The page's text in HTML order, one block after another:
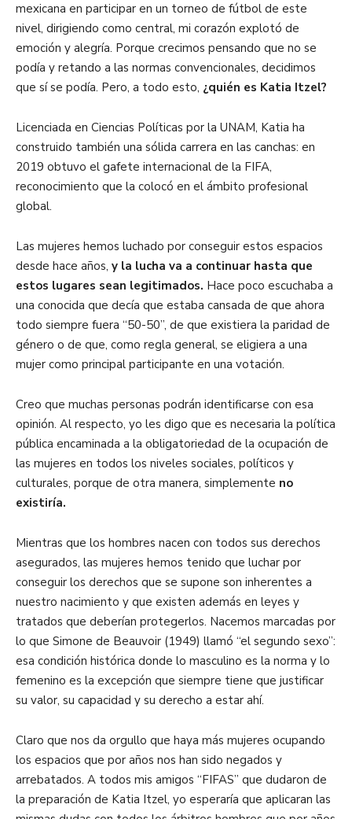
mexicana en participar en un torneo de fútbol de este
nivel, dirigiendo como central, mi corazón explotó de
emoción y alegría. Porque crecimos pensando que no se
podía y retando a las normas convencionales, decidimos
que sí se podía. Pero, a todo esto, ¿quién es Katia Itzel?
Licenciada en Ciencias Políticas por la UNAM, Katia ha
construido también una sólida carrera en las canchas: en
2019 obtuvo el gafete internacional de la FIFA,
reconocimiento que la colocó en el ámbito profesional
global.
Las mujeres hemos luchado por conseguir estos espacios
desde hace años, y la lucha va a continuar hasta que
estos lugares sean legitimados. Hace poco escuchaba a
una conocida que decía que estaba cansada de que ahora
todo siempre fuera “50-50”, de que existiera la paridad de
género o de que, como regla general, se eligiera a una
mujer como principal participante en una votación.
Creo que muchas personas podrán identificarse con esa
opinión. Al respecto, yo les digo que es necesaria la política
pública encaminada a la obligatoriedad de la ocupación de
las mujeres en todos los niveles sociales, políticos y
culturales, porque de otra manera, simplemente no
existiría.
Mientras que los hombres nacen con todos sus derechos
asegurados, las mujeres hemos tenido que luchar por
conseguir los derechos que se supone son inherentes a
nuestro nacimiento y que existen además en leyes y
tratados que deberían protegerlos. Nacemos marcadas por
lo que Simone de Beauvoir (1949) llamó “el segundo sexo”:
esa condición histórica donde lo masculino es la norma y lo
femenino es la excepción que siempre tiene que justificar
su valor, su capacidad y su derecho a estar ahí.
Claro que nos da orgullo que haya más mujeres ocupando
los espacios que por años nos han sido negados y
arrebatados. A todos mis amigos “FIFAS” que dudaron de
la preparación de Katia Itzel, yo esperaría que aplicaran las